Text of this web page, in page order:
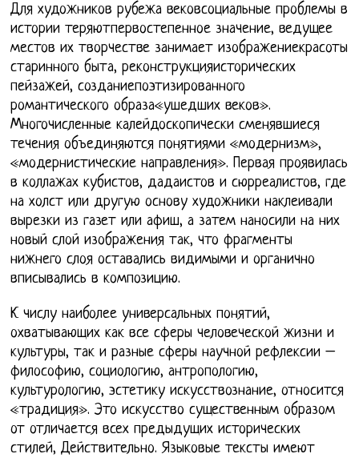
Для художников рубежа вековсоциальные проблемы в
истории теряютпервостепенное значение, ведущее
местов их творчестве занимает изображениекрасоты
старинного быта, реконструкцияисторических
пейзажей, созданиепоэтизированного
романтического образа«ушедших веков».
Многочисленные калейдоскопически сменявшиеся
течения объединяются понятиями «модернизм»,
«модернистические направления». Первая проявилась
в коллажах кубистов, дадаистов и сюрреалистов, где
на холст или другую основу художники наклеивали
вырезки из газет или афиш, а затем наносили на них
новый слой изображения так, что фрагменты
нижнего слоя оставались видимыми и органично
вписывались в композицию.
К числу наиболее универсальных понятий,
охватывающих как все сферы человеческой жизни и
культуры, так и разные сферы научной рефлексии –
философию, социологию, антропологию,
культурологию, эстетику искусствознание, относится
«традиция». Это искусство существенным образом
от отличается всех предыдущих исторических
стилей, Действительно. Языковые тексты имеют